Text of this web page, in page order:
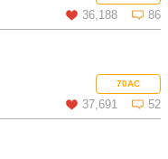
36,188 86
コメントを見る70AC
37,691 52